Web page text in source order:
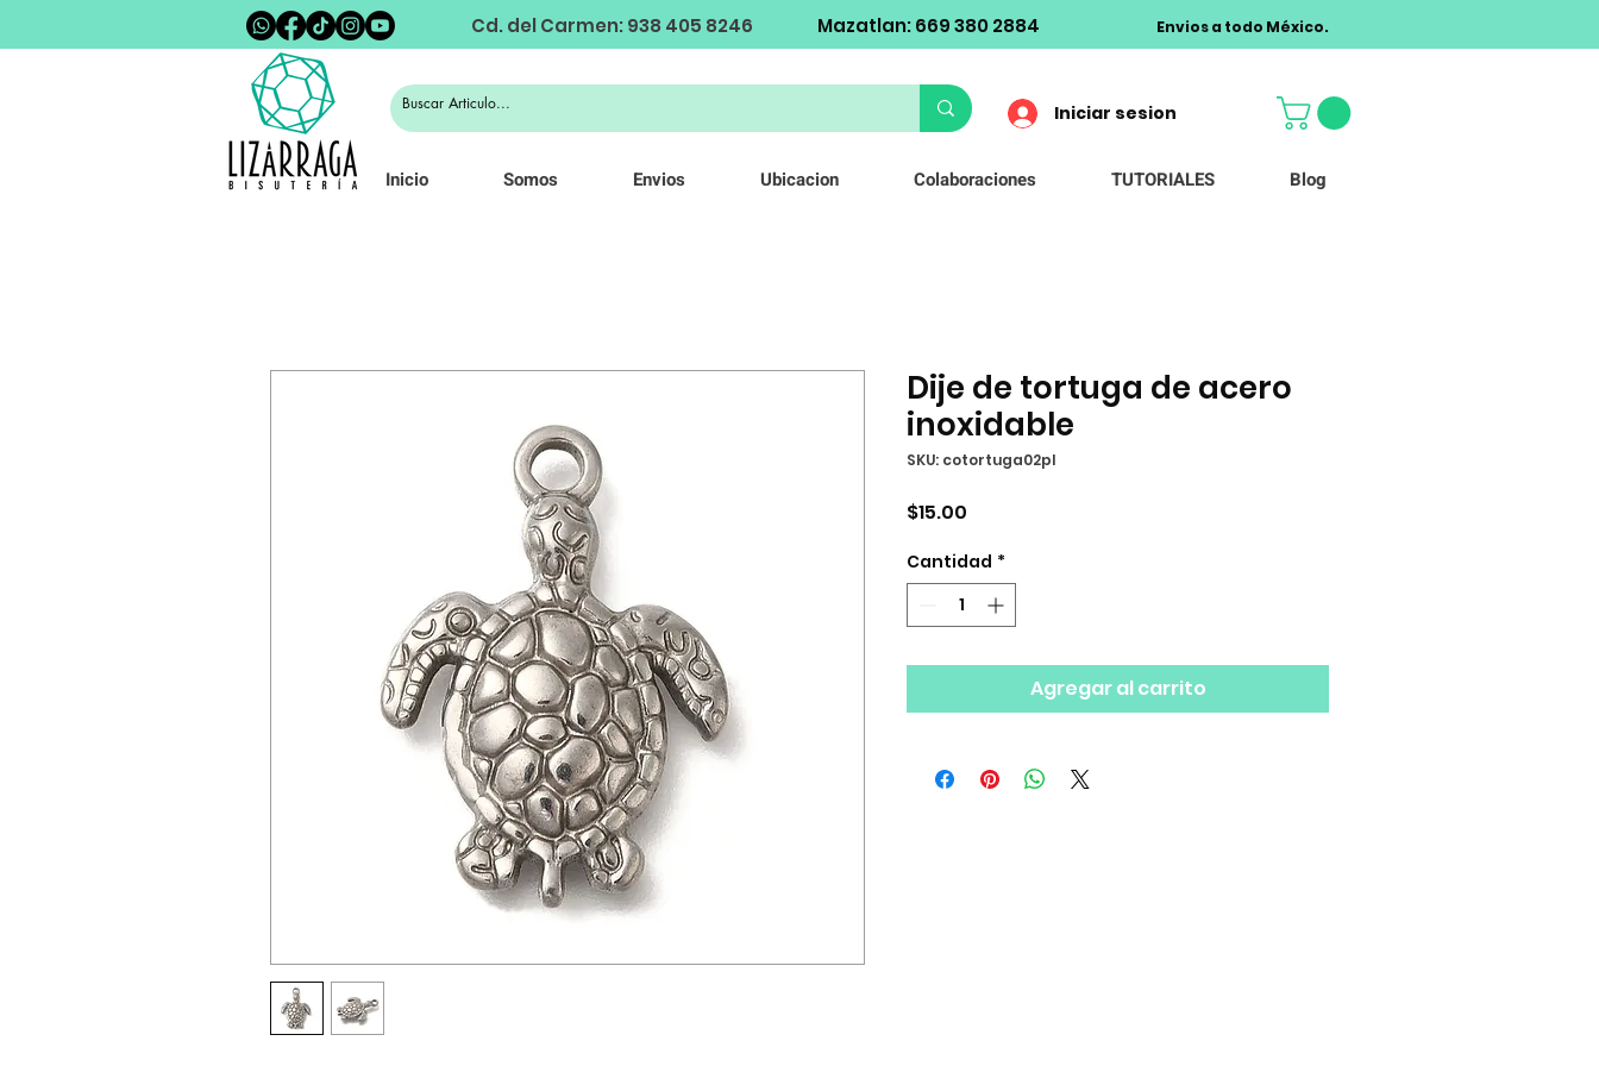
Cd. del Carmen: 938 405 8246 Mazatlan: 669 380 2884 Envios a todo México.
Iniciar sesion
Inicio Somos Envios Ubicacion Colaboraciones TUTORIALES Blog
Dije de tortuga de acero
inoxidable
SKU: cotortuga02pl
$15.00
Cantidad *
Agregar al carrito